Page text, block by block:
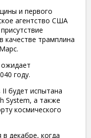
и первого
агентство США
качестве трамплина
году.
будет испытана
System, а также
космического
декабре, когда